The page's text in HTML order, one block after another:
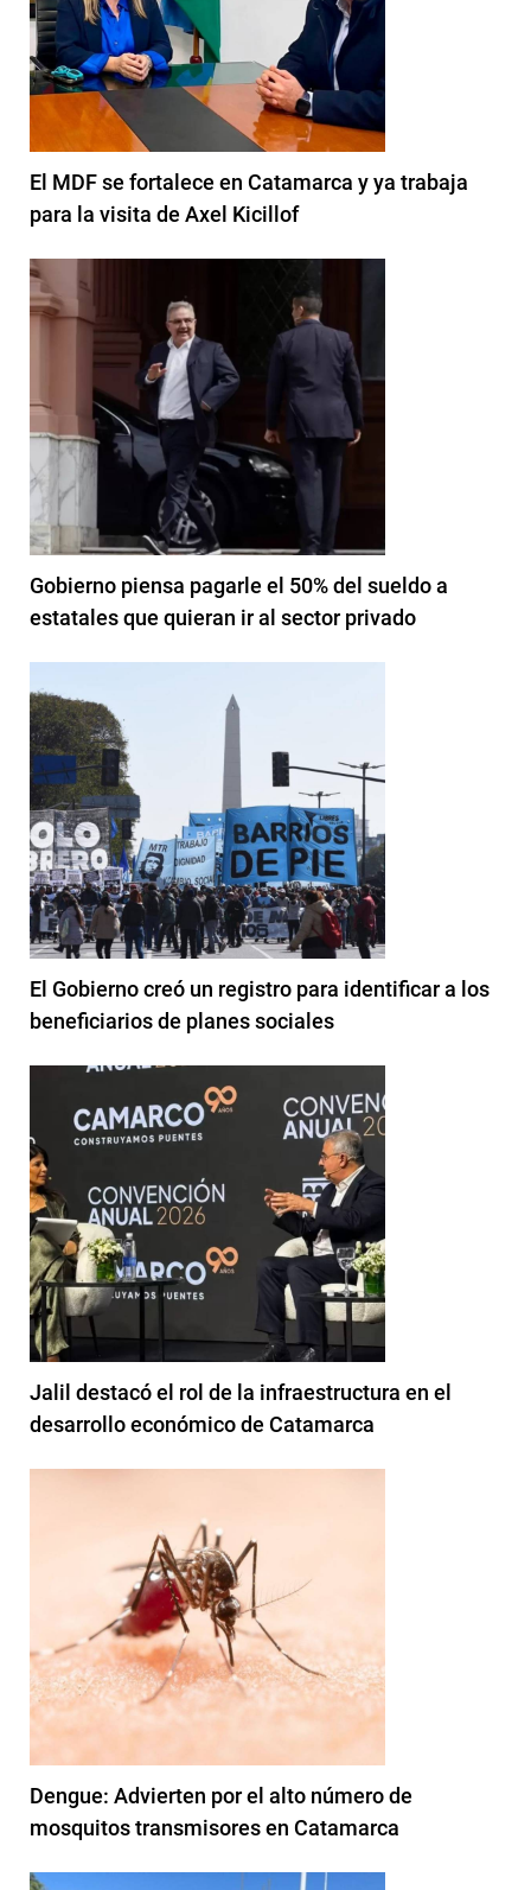
El MDF se fortalece en Catamarca y ya trabaja
para la visita de Axel Kicillof
Gobierno piensa pagarle el 50% del sueldo a
estatales que quieran ir al sector privado
El Gobierno creó un registro para identificar a los
beneficiarios de planes sociales
Jalil destacó el rol de la infraestructura en el
desarrollo económico de Catamarca
Dengue: Advierten por el alto número de
mosquitos transmisores en Catamarca